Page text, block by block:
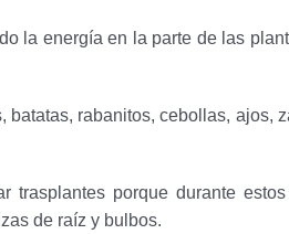
la energía en la parte de las
rabanitos, cebollas, ajos,
trasplantes porque durante
de raíz y bulbos.